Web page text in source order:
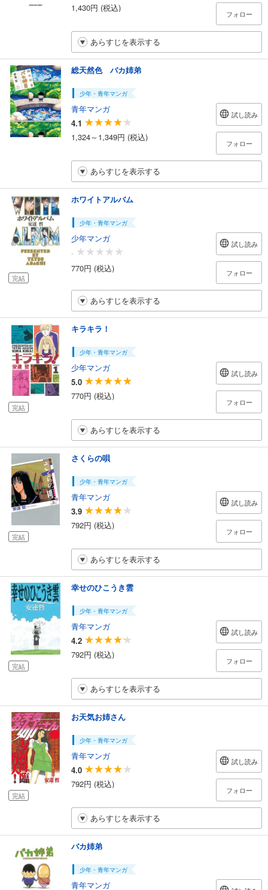
1,430円 (税込)
フォロー
あらすじを表示する
総天然色 バカ姉弟
少年・青年マンガ
青年マンガ
4.1
1,324～1,349円 (税込)
試し読み
フォロー
あらすじを表示する
完結
ホワイトアルバム
少年・青年マンガ
少年マンガ
-
770円 (税込)
試し読み
フォロー
あらすじを表示する
完結
キラキラ！
少年・青年マンガ
少年マンガ
5.0
770円 (税込)
試し読み
フォロー
あらすじを表示する
完結
さくらの唄
少年・青年マンガ
青年マンガ
3.9
792円 (税込)
試し読み
フォロー
あらすじを表示する
完結
幸せのひこうき雲
少年・青年マンガ
青年マンガ
4.2
792円 (税込)
試し読み
フォロー
あらすじを表示する
完結
お天気お姉さん
少年・青年マンガ
青年マンガ
4.0
792円 (税込)
試し読み
フォロー
あらすじを表示する
バカ姉弟
少年・青年マンガ
青年マンガ